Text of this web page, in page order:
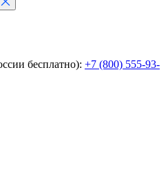
бесплатно): +7 (800) 555-93-